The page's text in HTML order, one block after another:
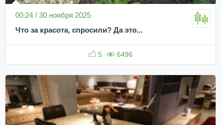
00:24 / 30 ноября 2025
Что за красота, спросили? Да это...
5 6496